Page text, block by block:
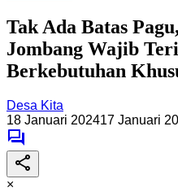
Tak Ada Batas
Jombang Wajib
Berkebutuhan
Desa Kita
18 Januari 202417 Januari
×